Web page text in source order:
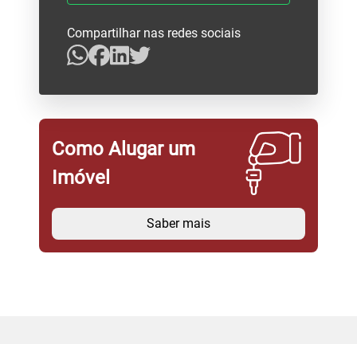
Compartilhar nas redes sociais
Como Alugar um
Imóvel
Saber mais